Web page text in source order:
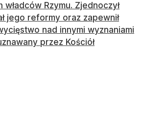
Rzymu. Zjednoczył
jego reformy oraz zapewnił
nad innymi wyznaniami
przez Kościół